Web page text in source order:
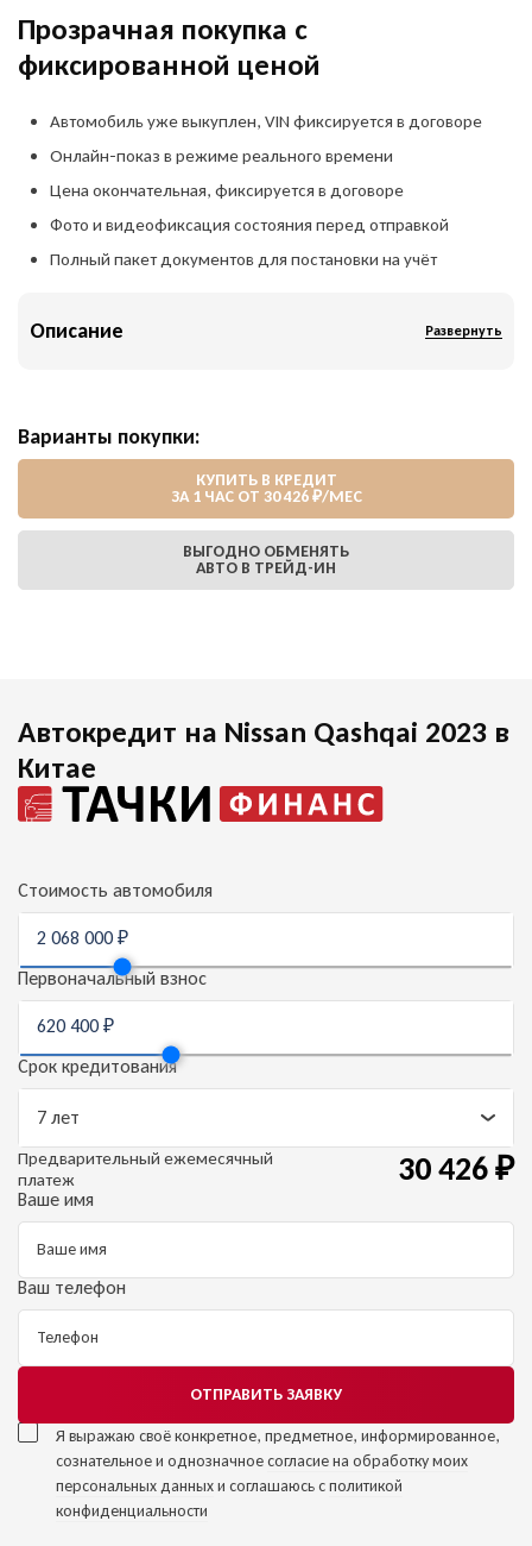
Прозрачная покупка с
фиксированной ценой
Автомобиль уже выкуплен, VIN фиксируется в договоре
Онлайн-показ в режиме реального времени
Цена окончательная, фиксируется в договоре
Фото и видеофиксация состояния перед отправкой
Полный пакет документов для постановки на учёт
Описание Развернуть
Варианты покупки:
КУПИТЬ В КРЕДИТ
ЗА 1 ЧАС ОТ 30 426 ₽/МЕС
ВЫГОДНО ОБМЕНЯТЬ
АВТО В ТРЕЙД-ИН
Автокредит на Nissan Qashqai 2023 в
Китае
Стоимость автомобиля
Первоначальный взнос
Срок кредитования
Предварительный ежемесячный
платеж
30 426₽
Ваше имя
Ваш телефон
Я выражаю своё конкретное, предметное, информированное,
сознательное и однозначноесогласие на обработку моих
персональных данныхи соглашаюсь сполитикой
конфиденциальности
ОТПРАВИТЬ ЗАЯВКУ